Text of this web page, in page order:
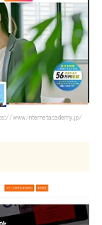
www.internetacademy.jp/